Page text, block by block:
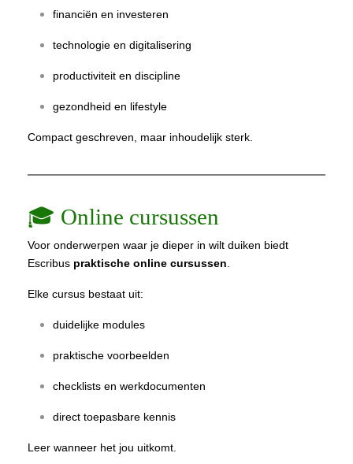
financiën en investeren
technologie en digitalisering
productiviteit en discipline
gezondheid en lifestyle
Compact geschreven, maar inhoudelijk sterk.
🎓 Online cursussen
Voor onderwerpen waar je dieper in wilt duiken biedt
Escribus praktische online cursussen
Elke cursus bestaat uit:
duidelijke modules
praktische voorbeelden
checklists en werkdocumenten
direct toepasbare kennis
Leer wanneer het jou uitkomt.